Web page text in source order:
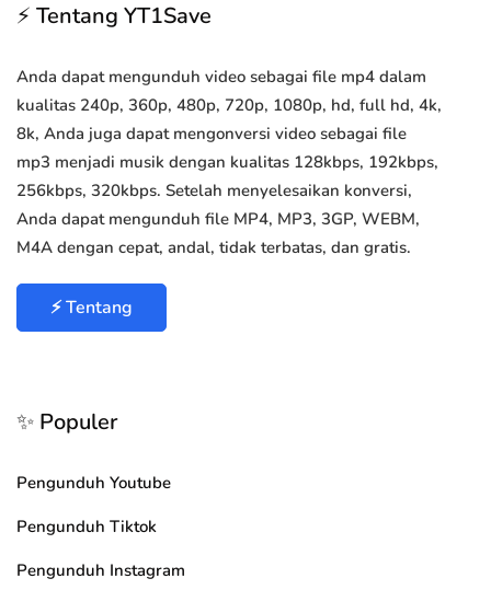
⚡ Tentang YT1Save
Anda dapat mengunduh video sebagai file mp4 dalam
kualitas 240p, 360p, 480p, 720p, 1080p, hd, full hd, 4k,
8k, Anda juga dapat mengonversi video sebagai file
mp3 menjadi musik dengan kualitas 128kbps, 192kbps,
256kbps, 320kbps. Setelah menyelesaikan konversi,
Anda dapat mengunduh file MP4, MP3, 3GP, WEBM,
M4A dengan cepat, andal, tidak terbatas, dan gratis.
⚡ Tentang
✨ Populer
Pengunduh Youtube
Pengunduh Tiktok
Pengunduh Instagram